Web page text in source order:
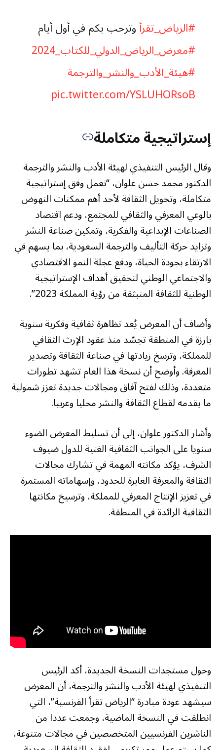
#الرياض_تقرأوترحب بكم في أول أيام
#معرض_الرياض_الدولي_للكتاب_2024
#هيئة_الأدب_والنشر_والترجمة
pic.twitter.com/YSLUHORsoB
— معرض الرياض الدولي للكتاب
2024
إستراتيجية متكاملة
وقال الرئيس التنفيذي لهيئة الأدب والنشر والترجمة
الدكتور محمد حسن علوان، “نعمل وفق إستراتيجية
متكاملة، وتحويل الثقافة لأحد أهم ممكنات النهوض
بالوعي المعرفي والثقافي للمجتمع، ودعم اقتصاد
الصناعات الإبداعية والفكرية، وتمكين صناعة النشر
وتزايد حركة التأليف والترجمة السعودية، بما يسهم في
الارتقاء بجودة الحياة، ودفع عجلة النمو الاقتصادي
والاجتماعي الوطني لتحقيق أهداف الإستراتيجية
الوطنية للثقافة المنبثقة من رؤية المملكة 2023”.
وأضاف أن المعرض يُعد تظاهرة ثقافية وفكرية سنوية
بارزة في المنطقة تجسّد منذ عقود الإرث الثقافي
للمملكة، وترسخ ريادتها في صناعة الثقافة وتصدير
المعرفة. وأوضح أن نسخة هذا العام تشهد تطورات
متعددة، وذلك لفتح آفاق ومجالات جديدة تعزز شمولية
ما يقدمه لقطاع الثقافة والنشر محليا وعربيا.
وأشار الدكتور علوان، إلى أن تسليط المعرض الضوء
سنويا على الجوانب الثقافية الغنية للدول ضيوف
الشرف، يؤكد مكانته المهمة في تشارك مجالات
الثقافة والمعرفة العابرة للحدود، وإسهاماته المستمرة
في تعزيز الإنتاج المعرفي للمملكة، وترسيخ مكانتها
الثقافية الرائدة في المنطقة.
وحول مستجدات النسخة الجديدة، أكد الرئيس
التنفيذي لهيئة الأدب والنشر والترجمة، أن المعرض
سيشهد عودة مبادرة “الرياض تقرأ الفرنسية”، التي
انطلقت في النسخة الماضية، وجمعت عددا من
الناشرين الفرنسيين المتخصصين في مجالات متنوعة،